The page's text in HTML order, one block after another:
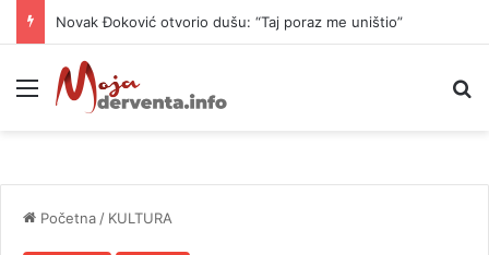
Novak Đoković otvorio dušu: “Taj poraz me uništio”
Meni
Početna / KULTURA